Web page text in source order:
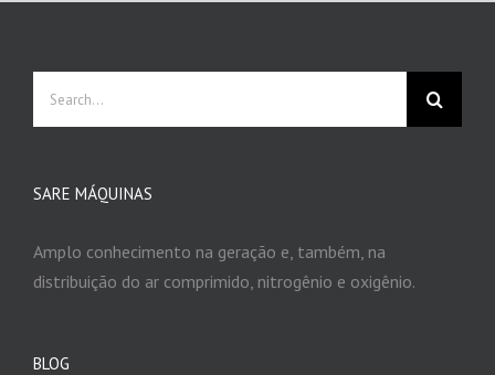
SARE MÁQUINAS
Amplo conhecimento na geração e, também, na
distribuição do ar comprimido, nitrogênio e oxigênio.
BLOG